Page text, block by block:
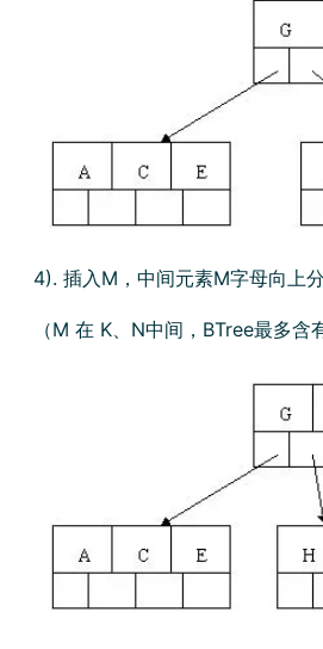
4). 插入M，中间元素M字母向上
（M 在 K、N中间，BTree最多